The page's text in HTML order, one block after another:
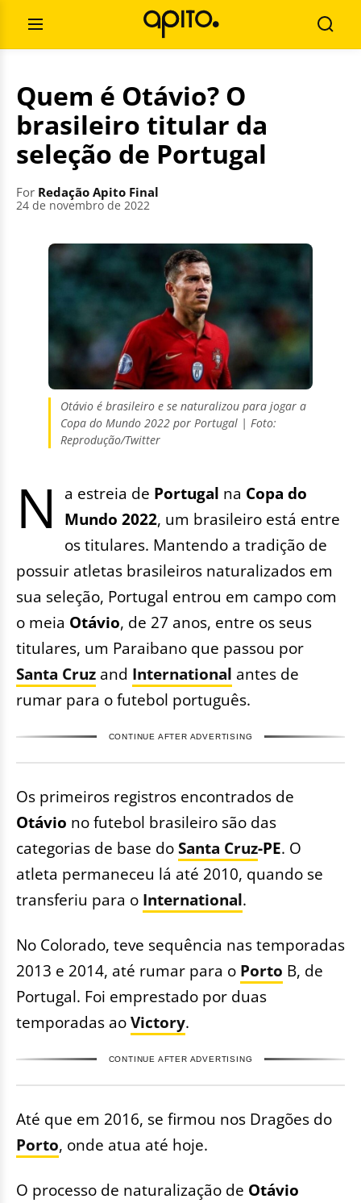
contentOpen
Menu
for:
Quem é Otávio? O
brasileiro titular da
seleção de Portugal
For Redação Apito Final
24 de novembro de 2022
Otávio é brasileiro e se naturalizou para jogar a
Copa do Mundo 2022 por Portugal | Foto:
Reprodução/Twitter
N a estreia de Portugal na Copa do
Mundo 2022, um brasileiro está entre
os titulares. Mantendo a tradição de
possuir atletas brasileiros naturalizados em
sua seleção, Portugal entrou em campo com
o meia Otávio, de 27 anos, entre os seus
titulares, um Paraibano que passou por
Santa Cruz and International antes de
rumar para o futebol português.
CONTINUE AFTER ADVERTISING
Os primeiros registros encontrados de
Otávio no futebol brasileiro são das
categorias de base doSanta Cruz-PE. O
atleta permaneceu lá até 2010, quando se
transferiu para o International.
No Colorado, teve sequência nas temporadas
2013 e 2014, até rumar para o Porto B, de
Portugal. Foi emprestado por duas
temporadas aoVictory.
CONTINUE AFTER ADVERTISING
Até que em 2016, se firmou nos Dragões do
Porto, onde atua até hoje.
O processo de naturalização de Otávio